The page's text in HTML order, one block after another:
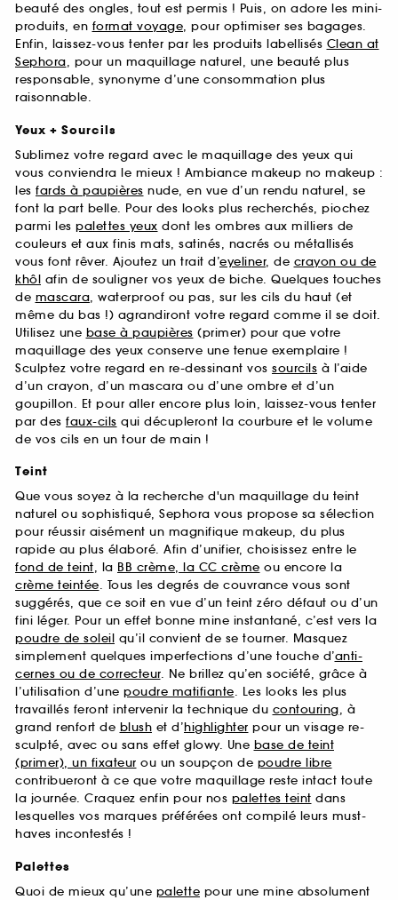
beauté des ongles, tout est permis ! Puis, on adore les mini-
produits, en format voyage, pour optimiser ses bagages.
Enfin, laissez-vous tenter par les produits labellisés Clean at
Sephora, pour un maquillage naturel, une beauté plus
responsable, synonyme d’une consommation plus
raisonnable.
Yeux + Sourcils
Sublimez votre regard avec le maquillage des yeux qui
vous conviendra le mieux ! Ambiance makeup no makeup :
les fards à paupières nude, en vue d’un rendu naturel, se
font la part belle. Pour des looks plus recherchés, piochez
parmi les palettes yeux dont les ombres aux milliers de
couleurs et aux finis mats, satinés, nacrés ou métallisés
vous font rêver. Ajoutez un trait d’eyeliner, de crayon ou de
khôl afin de souligner vos yeux de biche. Quelques touches
de mascara, waterproof ou pas, sur les cils du haut (et
même du bas !) agrandiront votre regard comme il se doit.
Utilisez une base à paupières (primer) pour que votre
maquillage des yeux conserve une tenue exemplaire !
Sculptez votre regard en re-dessinant vos sourcils à l’aide
d’un crayon, d’un mascara ou d’une ombre et d’un
goupillon. Et pour aller encore plus loin, laissez-vous tenter
par des faux-cils qui décupleront la courbure et le volume
de vos cils en un tour de main !
Teint
Que vous soyez à la recherche d'un maquillage du teint
naturel ou sophistiqué, Sephora vous propose sa sélection
pour réussir aisément un magnifique makeup, du plus
rapide au plus élaboré. Afin d’unifier, choisissez entre le
fond de teint, la BB crème, la CC crème ou encore la
crème teintée. Tous les degrés de couvrance vous sont
suggérés, que ce soit en vue d’un teint zéro défaut ou d’un
fini léger. Pour un effet bonne mine instantané, c’est vers la
poudre de soleil qu’il convient de se tourner. Masquez
simplement quelques imperfections d’une touche d’anti-
cernes ou de correcteur. Ne brillez qu’en société, grâce à
l’utilisation d’une poudre matifiante. Les looks les plus
travaillés feront intervenir la technique du contouring, à
grand renfort de blush et d’highlighter pour un visage re-
sculpté, avec ou sans effet glowy. Une base de teint
(primer), un fixateur ou un soupçon de poudre libre
contribueront à ce que votre maquillage reste intact toute
la journée. Craquez enfin pour nos palettes teint dans
lesquelles vos marques préférées ont compilé leurs must-
haves incontestés !
Palettes
Quoi de mieux qu’une palette pour une mine absolument